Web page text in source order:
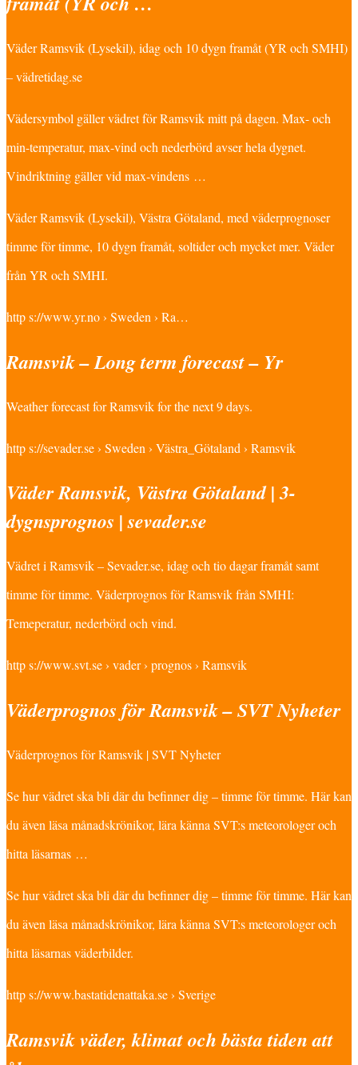
Väder Ramsvik (Lysekil), idag och 10 dygn framåt (YR och SMHI)
– vädretidag.se
Vädersymbol gäller vädret för Ramsvik mitt på dagen. Max- och
min-temperatur, max-vind och nederbörd avser hela dygnet.
Vindriktning gäller vid max-vindens …
Väder Ramsvik (Lysekil), Västra Götaland, med väderprognoser
timme för timme, 10 dygn framåt, soltider och mycket mer. Väder
från YR och SMHI.
http s://www.yr.no › Sweden › Ra…
Ramsvik – Long term forecast – Yr
Weather forecast for Ramsvik for the next 9 days.
http s://sevader.se › Sweden › Västra_Götaland › Ramsvik
Väder Ramsvik, Västra Götaland | 3-
dygnsprognos | sevader.se
Vädret i Ramsvik – Sevader.se, idag och tio dagar framåt samt
timme för timme. Väderprognos för Ramsvik från SMHI:
Temeperatur, nederbörd och vind.
http s://www.svt.se › vader › prognos › Ramsvik
Väderprognos för Ramsvik – SVT Nyheter
Väderprognos för Ramsvik | SVT Nyheter
Se hur vädret ska bli där du befinner dig – timme för timme. Här kan
du även läsa månadskrönikor, lära känna SVT:s meteorologer och
hitta läsarnas …
Se hur vädret ska bli där du befinner dig – timme för timme. Här kan
du även läsa månadskrönikor, lära känna SVT:s meteorologer och
hitta läsarnas väderbilder.
http s://www.bastatidenattaka.se › Sverige
Ramsvik väder, klimat och bästa tiden att